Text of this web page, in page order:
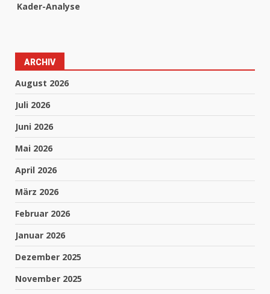
Kader-Analyse
ARCHIV
August 2026
Juli 2026
Juni 2026
Mai 2026
April 2026
März 2026
Februar 2026
Januar 2026
Dezember 2025
November 2025